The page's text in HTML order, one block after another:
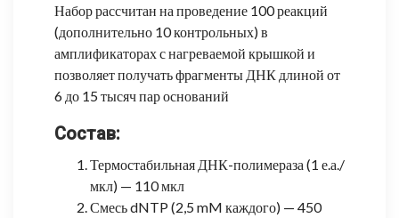
Набор рассчитан на проведение 100 реакций
(дополнительно 10 контрольных) в
амплификаторах с нагреваемой крышкой и
позволяет получать фрагменты ДНК длиной от
6 до 15 тысяч пар оснований
Состав:
Термостабильная ДНК-полимераза (1 е.а./
мкл) — 110 мкл
Смесь dNTP (2,5 mM каждого) — 450